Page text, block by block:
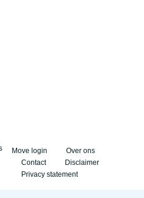
Move login
Over ons
Contact
Disclaimer
Privacy statement